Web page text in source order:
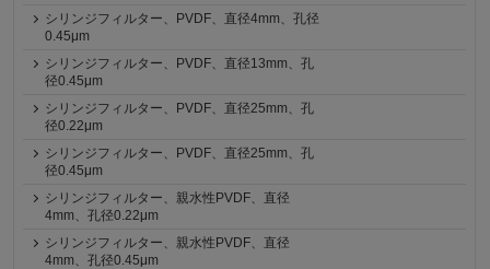
シリンジフィルター、PVDF、直径4mm、孔径
0.45μm
シリンジフィルター、PVDF、直径13mm、孔
径0.45μm
シリンジフィルター、PVDF、直径25mm、孔
径0.22μm
シリンジフィルター、PVDF、直径25mm、孔
径0.45μm
シリンジフィルター、親水性PVDF、直径
4mm、孔径0.22μm
シリンジフィルター、親水性PVDF、直径
4mm、孔径0.45μm